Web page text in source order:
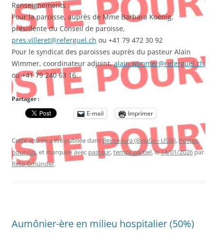
Renseignements :
Pour la paroisse, auprès de Mme Barbara Koenig,
présidente du Conseil de paroisse,
pres.villeret@referguel.ch ou +41 79 472 30 92
Pour le syndicat des paroisses auprès du pasteur Alain
Wimmer, coordinateur adjoint,alain.wimmer@referguel.ch
ou +41 79 240 63 16.
Partager :
E-mail
Imprimer
Cette entrée a été publiée dans Berne-Jura (BeJuSo - USBJ),Postes
pourvus, et marquée avec pasteur,temps partiel, le14/01/2026 par
Reto Gmünder.
Aumônier-ère en milieu hospitalier (50%)